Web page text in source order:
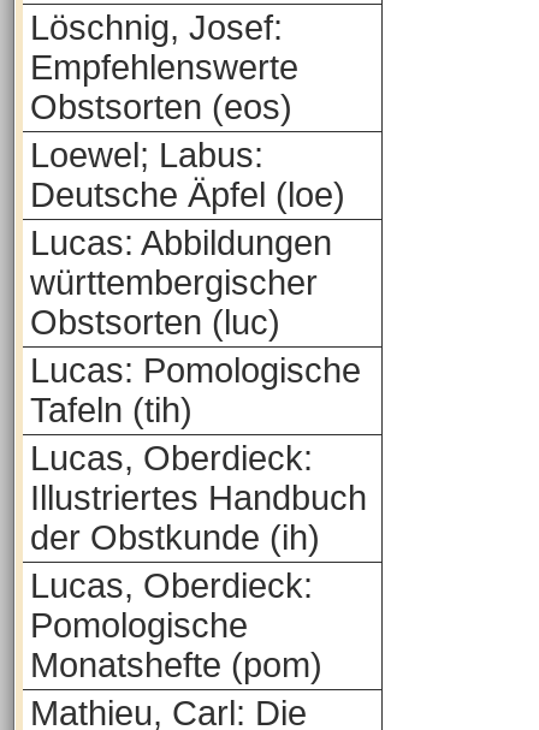
Löschnig, Josef:
Empfehlenswerte
Obstsorten (eos)
Loewel; Labus:
Deutsche Äpfel (loe)
Lucas: Abbildungen
württembergischer
Obstsorten (luc)
Lucas: Pomologische
Tafeln (tih)
Lucas, Oberdieck:
Illustriertes Handbuch
der Obstkunde (ih)
Lucas, Oberdieck:
Pomologische
Monatshefte (pom)
Mathieu, Carl: Die